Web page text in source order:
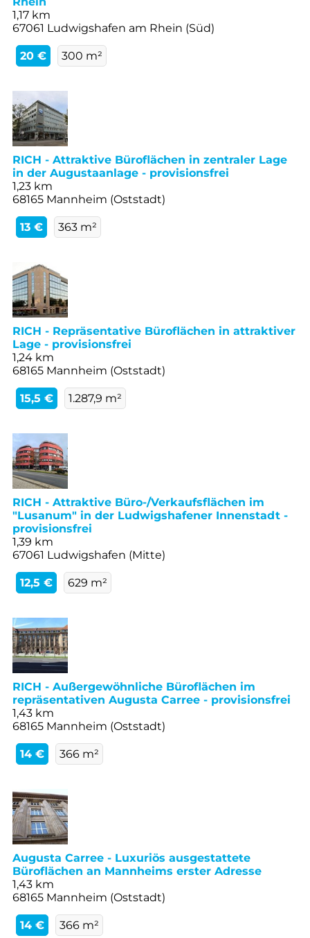
1,17 km
67061 Ludwigshafen am Rhein (Süd)
20 € 300 m²
RICH - Attraktive Büroflächen in zentraler Lage
in der Augustaanlage - provisionsfrei
1,23 km
68165 Mannheim (Oststadt)
13 € 363 m²
RICH - Repräsentative Büroflächen in attraktiver
Lage - provisionsfrei
1,24 km
68165 Mannheim (Oststadt)
15,5 € 1.287,9 m²
RICH - Attraktive Büro-/Verkaufsflächen im
"Lusanum" in der Ludwigshafener Innenstadt -
provisionsfrei
1,39 km
67061 Ludwigshafen (Mitte)
12,5 € 629 m²
RICH - Außergewöhnliche Büroflächen im
repräsentativen Augusta Carree - provisionsfrei
1,43 km
68165 Mannheim (Oststadt)
14 € 366 m²
Augusta Carree - Luxuriös ausgestattete
Büroflächen an Mannheims erster Adresse
1,43 km
68165 Mannheim (Oststadt)
14 € 366 m²